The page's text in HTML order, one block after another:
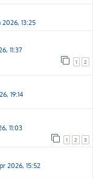
2026, 13:25
11:37
1 2
19:14
11:03
1 2 3
2026, 15:52